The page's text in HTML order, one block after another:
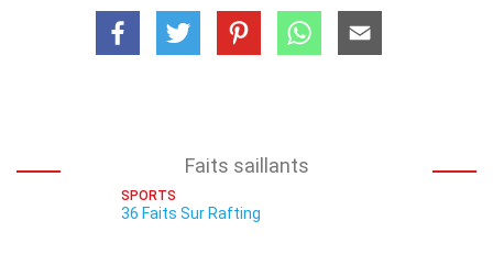
Faits saillants
SPORTS
36 Faits Sur Rafting